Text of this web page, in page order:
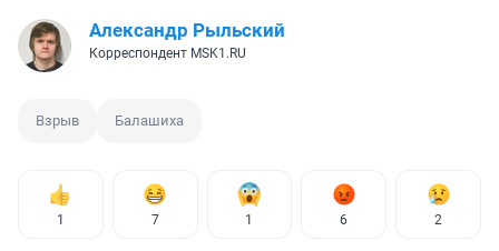
Александр Рыльский
Корреспондент MSK1.RU
Взрыв Балашиха
1 7 1 6 2